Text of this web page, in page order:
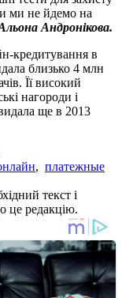
ми не йдемо на
Андронікова.
кредитування в
близько 4 млн
Її високий
нагороди і
ще в 2013
, платежные
текст і
це редакцію.